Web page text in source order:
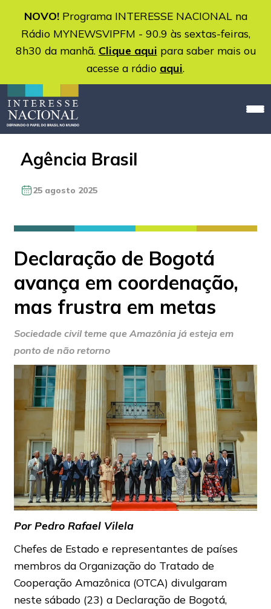
NOVO!Programa INTERESSE NACIONAL na
Rádio MYNEWSVIPFM - 90.9 às sextas-feiras,
8h30 da manhã. Clique aqui para saber mais ou
acesse a rádio aqui.
Agência Brasil
25 agosto 2025
Declaração de Bogotá
avança em coordenação,
mas frustra em metas
Sociedade civil teme que Amazônia já esteja em
ponto de não retorno
Por Pedro Rafael Vilela
Chefes de Estado e representantes de países
membros da Organização do Tratado de
Cooperação Amazônica (OTCA) divulgaram
neste sábado (23) a Declaração de Bogotá,